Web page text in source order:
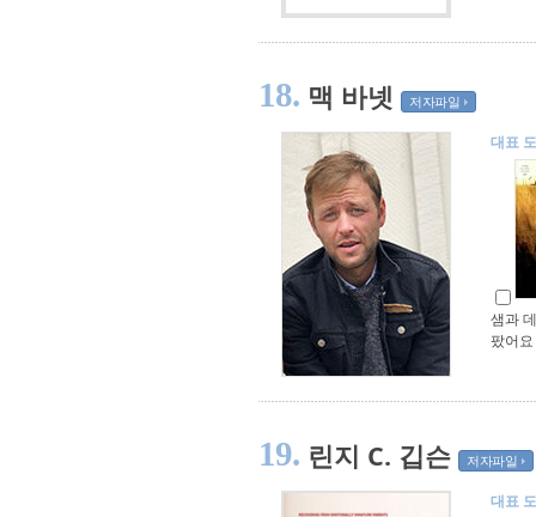
18. 맥 바넷 저자파일
대표
샘과
팠어요
19. 린지 C. 깁슨 저자파일
대표